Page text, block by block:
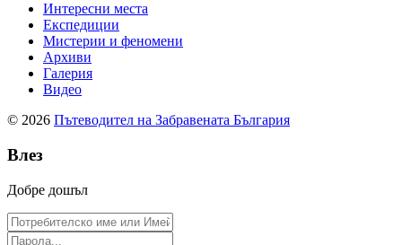
Интересни места
Експедиции
Мистерии и феномени
Архиви
Галерия
Видео
© 2026 Пътеводител на Забравената България
Влез
Добре дошъл